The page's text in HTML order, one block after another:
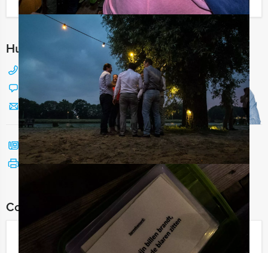
Ik heb een vraag over dit uitje
Hulp nodig bij het kiezen?
088 428 81 17
Stuur ons een mailtje
Bel mij terug
Bekijk printbare versie
Combineer dit uitje met: